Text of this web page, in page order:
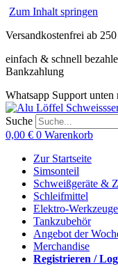
Zum Inhalt springen
Versandkostenfrei ab
einfach & schnell
Bankzahlung
Whatsapp Support unten
Suche
0,00 € 0 Warenkorb
Zur Startseite
Simsonteil
Schweißgeräte &
Schleifmittel
Elektro-Werkzeuge
Tankzubehör
Angebot der
Merchandise
Registrieren /